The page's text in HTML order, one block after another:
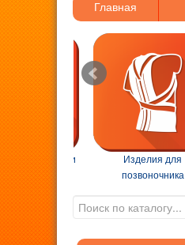
Главная
реабилитации
Изделия для
позвоночника